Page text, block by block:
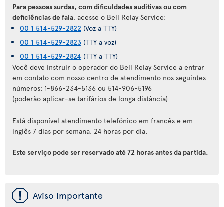
Para pessoas surdas, com dificuldades auditivas ou com
deficiências de fala, acesse o Bell Relay Service:
00 1 514-529-2822 (Voz a TTY)
00 1 514-529-2823 (TTY a voz)
00 1 514-529-2824 (TTY a TTY)
Você deve instruir o operador do Bell Relay Service a entrar
em contato com nosso centro de atendimento nos seguintes
números: 1-866-234-5136 ou 514-906-5196
(poderão aplicar-se tarifários de longa distância)
Está disponível atendimento telefónico em francês e em
inglês 7 dias por semana, 24 horas por dia.
Este serviço pode ser reservado até 72 horas antes da partida.
ü Aviso importante